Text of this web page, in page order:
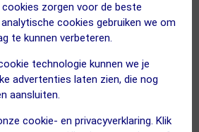
zorgen voor de beste
cookies gebruiken we om
te kunnen verbeteren.
technologie kunnen we je
advertenties laten zien, die nog
aansluiten.
cookie- en privacyverklaring. Klik